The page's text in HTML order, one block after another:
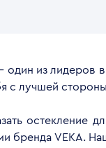
один из лидеров
с лучшей
остекление
бренда VEKA.